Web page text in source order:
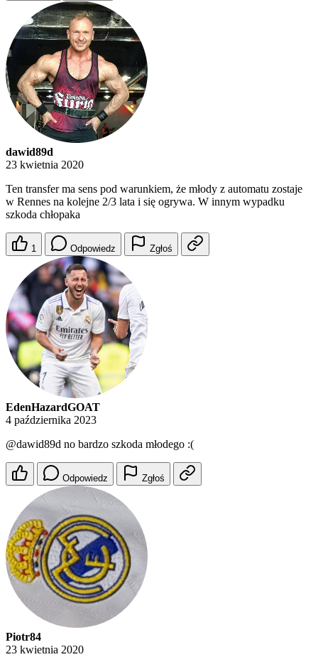
dawid89d
23 kwietnia 2020
Ten transfer ma sens pod warunkiem, że młody z automatu zostaje
w Rennes na kolejne 2/3 lata i się ogrywa. W innym wypadku
szkoda chłopaka
1 Odpowiedz Zgłoś
EdenHazardGOAT
4 października 2023
@dawid89d no bardzo szkoda młodego :(
Odpowiedz Zgłoś
Piotr84
23 kwietnia 2020